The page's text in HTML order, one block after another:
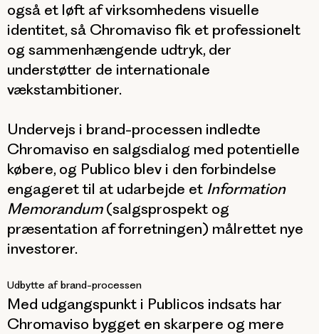
også et løft af virksomhedens visuelle
identitet, så Chromaviso fik et professionelt
og sammenhængende udtryk, der
understøtter de internationale
vækstambitioner.
Undervejs i brand-processen indledte
Chromaviso en salgsdialog med potentielle
købere, og Publico blev i den forbindelse
engageret til at udarbejde et Information
Memorandum(salgsprospekt og
præsentation af forretningen) målrettet nye
investorer.
Udbytte af brand-processen
Med udgangspunkt i Publicos indsats har
Chromaviso bygget en skarpere og mere